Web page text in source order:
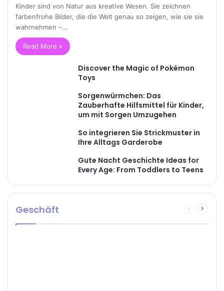
Kinder sind von Natur aus kreative Wesen. Sie zeichnen
farbenfrohe Bilder, die die Welt genau so zeigen, wie sie sie
wahrnehmen –…
Read More »
Discover the Magic of Pokémon
Toys
Sorgenwürmchen: Das
Zauberhafte Hilfsmittel für Kinder,
um mit Sorgen Umzugehen
So integrieren Sie Strickmuster in
Ihre Alltags Garderobe
Gute Nacht Geschichte Ideas for
Every Age: From Toddlers to Teens
Geschäft
Previous